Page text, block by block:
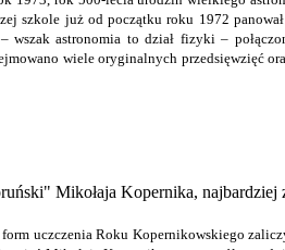
szkole już od początku roku 1972
wszak astronomia to dział fizyki –
wiele oryginalnych przedsięwzięć
Mikołaja Kopernika, najbardziej
uczczenia Roku Kopernikowskiego